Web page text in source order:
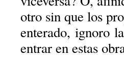
otro sin que los
enterado, ignoro
entrar en estas